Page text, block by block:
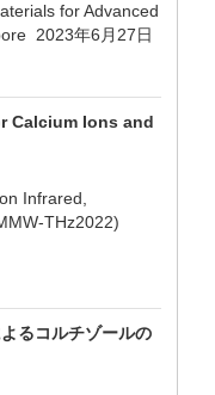
for Advanced
2023年6月27日
Calcium Ions and
Infrared,
THz2022)
るコルチゾールの